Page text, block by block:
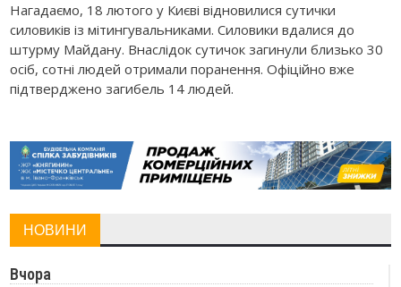
Нагадаємо, 18 лютого у Києві відновилися сутички
силовиків із мітингувальниками. Силовики вдалися до
штурму Майдану. Внаслідок сутичок загинули близько 30
осіб, сотні людей отримали поранення. Офіційно вже
підтверджено загибель 14 людей.
НОВИНИ
Вчора